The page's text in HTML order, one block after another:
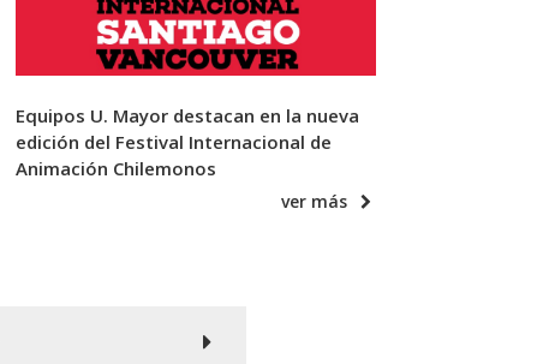
Equipos U. Mayor destacan en la nueva
edición del Festival Internacional de
Animación Chilemonos
ver más